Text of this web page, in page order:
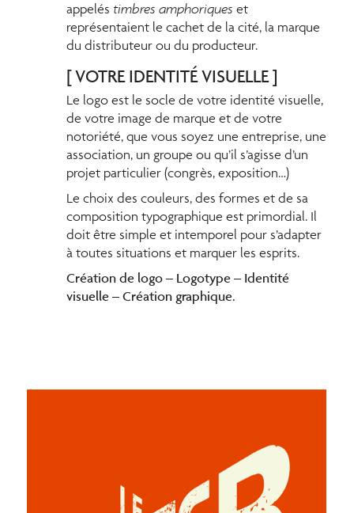
appelés timbres amphoriques et
représentaient le cachet de la cité, la marque
du distributeur ou du producteur.
[ VOTRE IDENTITÉ VISUELLE ]
Le logo est le socle de votre identité visuelle,
de votre image de marque et de votre
notoriété, que vous soyez une entreprise, une
association, un groupe ou qu’il s’agisse d’un
projet particulier (congrès, exposition…)
Le choix des couleurs, des formes et de sa
composition typographique est primordial. Il
doit être simple et intemporel pour s’adapter
à toutes situations et marquer les esprits.
Création de logo – Logotype – Identité
visuelle – Création graphique.